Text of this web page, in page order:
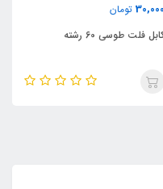
30,000 تومان
فلت طوسی 60 رشته